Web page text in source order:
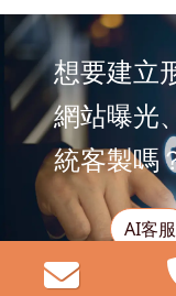
想要建立
網站曝光
統客製嗎
AI客服